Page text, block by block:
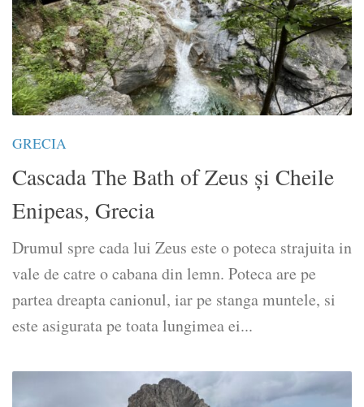
GRECIA
Cascada The Bath of Zeus și Cheile
Enipeas, Grecia
Drumul spre cada lui Zeus este o poteca strajuita in
vale de catre o cabana din lemn. Poteca are pe
partea dreapta canionul, iar pe stanga muntele, si
este asigurata pe toata lungimea ei...